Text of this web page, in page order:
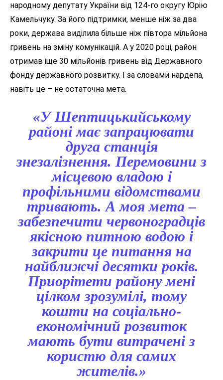
народному депутату України від 124-го округу Юрію
Камельчуку. За його підтримки, менше ніж за два
роки, держава виділила більше ніж півтора мільйона
гривень на зміну комунікацій. А у 2020 році, район
отримав іще 30 мільйонів гривень від Державного
фонду державного розвитку. І за словами нардепа,
навіть це – не остаточна мета.
«У Шептицькийському
районі має запрацювати
друга станція
знезалізнення. Перемовини з
місцевою владою і
профільними відомствами
тривають. А моя мета –
забезпечити червоноградців
якісною питною водою і
закрити це питання на
найближчі десятки років.
Приорітети району мені
цілком зрозумілі, тому
кошти на соціально-
економічний розвиток
мають бути витрачені з
користю для самих
жителів.»